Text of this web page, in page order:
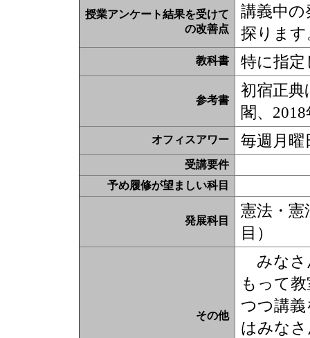
授業アンケート結果を受けて
の改善点
講義中
探ります
教科書 特に指
参考書
初宿正典
閣、
オフィスアワー 毎週月
受講要件
予め履修が望ましい科目
発展科目
憲法・憲
目）
その他
みなさ
もって
つつ講
はみな